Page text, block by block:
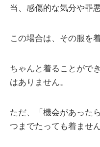
当、感傷的な気分や罪
この場合は、その服を
ちゃんと着ることがで
はありません。
ただ、「機会があった
つまでたっても着ません